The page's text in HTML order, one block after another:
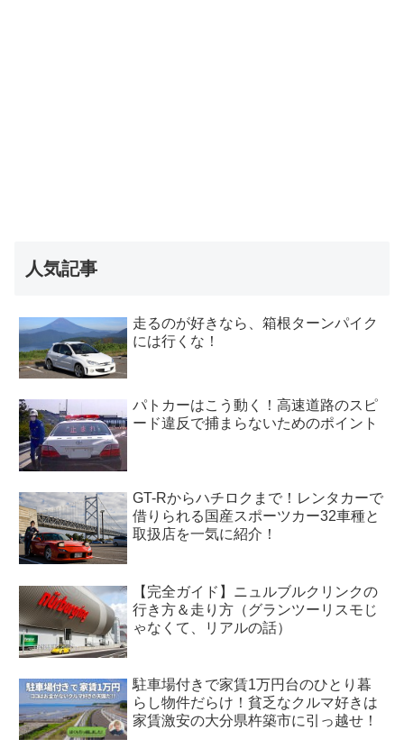
人気記事
走るのが好きなら、箱根ターンパイク
には行くな！
パトカーはこう動く！高速道路のスピ
ード違反で捕まらないためのポイント
GT-Rからハチロクまで！レンタカーで
借りられる国産スポーツカー32車種と
取扱店を一気に紹介！
【完全ガイド】ニュルブルクリンクの
行き方＆走り方（グランツーリスモじ
ゃなくて、リアルの話）
駐車場付きで家賃1万円台のひとり暮
らし物件だらけ！貧乏なクルマ好きは
家賃激安の大分県杵築市に引っ越せ！